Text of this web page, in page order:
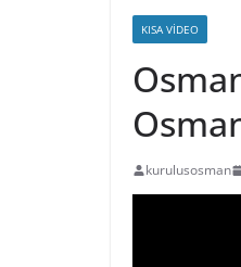
KISA VIDEO
kurulusosman